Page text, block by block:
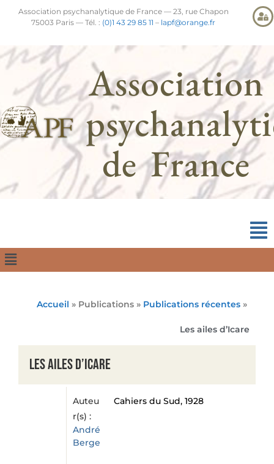
Association psychanalytique de France — 23, rue Chapon
75003 Paris — Tél. : (0)1 43 29 85 11 – lapf@orange.fr
Association
de France
Accueil » Publications » Publications récentes »
Les ailes d’Icare
Les ailes d’Icare
Auteu
r(s) :
André
Berge
Cahiers du Sud, 1928